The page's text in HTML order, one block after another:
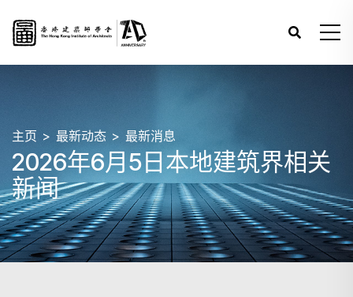
主页 最新动态 最新消息
2026年6月5日本地建筑界相关
新闻